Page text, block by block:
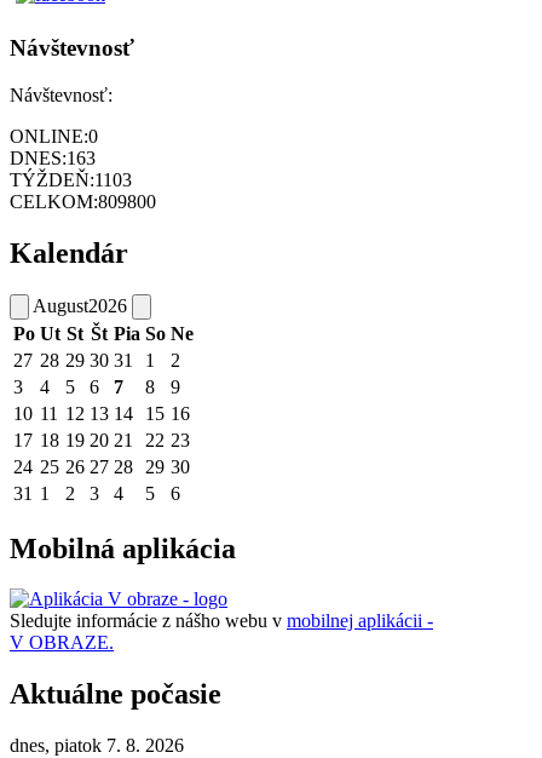
Návštevnosť
Návštevnosť:
ONLINE:0
DNES:163
TÝŽDEŇ:1103
CELKOM:809800
Kalendár
August2026
Po Ut St Št Pia So Ne
27 28 29 30 31 1
2
3
4 5 6 7 8
9
10 11 12 13 14 15 16
17 18 19 20 21 22 23
24 25 26 27 28 29 30
31 1 2 3 4 5 6
Mobilná aplikácia
Sledujte informácie z nášho webu v mobilnej aplikácii -
V OBRAZE.
Aktuálne počasie
dnes, piatok 7. 8. 2026